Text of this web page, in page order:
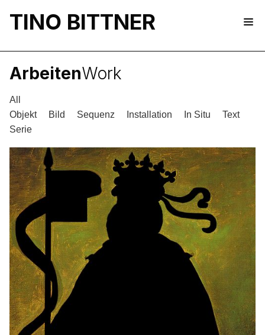
TINO BITTNER
ArbeitenWork
All
Objekt
Bild Sequenz Installation In Situ
Text
Serie